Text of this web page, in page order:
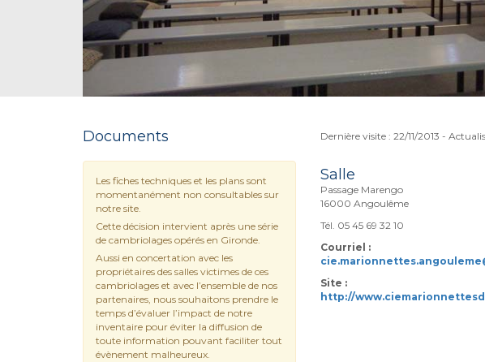
Documents
Les fiches techniques et les plans sont
momentanément non consultables sur
notre site.
Cette décision intervient après une série
de cambriolages opérés en Gironde.
Aussi en concertation avec les
propriétaires des salles victimes de ces
cambriolages et avec l’ensemble de nos
partenaires, nous souhaitons prendre le
temps d’évaluer l’impact de notre
inventaire pour éviter la diffusion de
toute information pouvant faciliter tout
évènement malheureux.
Dernière visite : 22/11/2013 -
Salle
Passage Marengo
16000 Angoulême
Tél. 05 45 69 32 10
Courriel :
Site :
http://